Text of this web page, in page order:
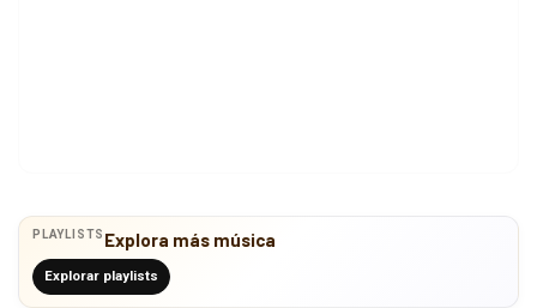
PLAYLISTS Explora más música
Explorar playlists